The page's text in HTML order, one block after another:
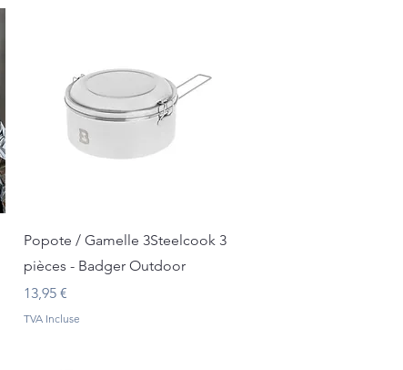
Aperçu rapide
Popote / Gamelle 3Steelcook 3
pièces - Badger Outdoor
Prix
13,95 €
TVA Incluse